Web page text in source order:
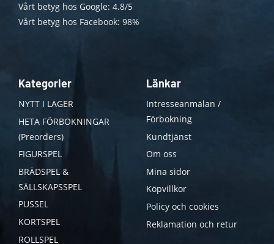
Vårt betyg hos Google: 4.8/5
Vårt betyg hos Facebook: 98%
Kategorier
NYTT I LAGER
HETA FÖRBOKNINGAR
(Preorders)
FIGURSPEL
BRÄDSPEL &
SÄLLSKAPSSPEL
PUSSEL
KORTSPEL
ROLLSPEL
Länkar
Intresseanmälan /
Förbokning
Kundtjänst
Om oss
Mina sidor
Köpvillkor
Policy och cookies
Reklamation och retur